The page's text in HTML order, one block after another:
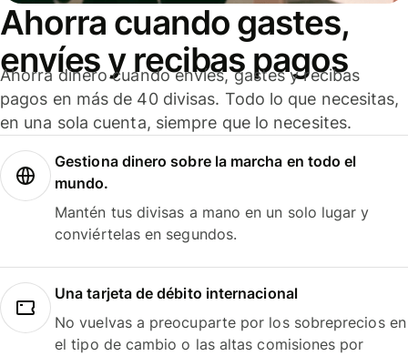
Ahorra cuando gastes,
envíes y recibas pagos
Ahorra dinero cuando envíes, gastes y recibas
pagos en más de 40 divisas. Todo lo que necesitas,
en una sola cuenta, siempre que lo necesites.
Gestiona dinero sobre la marcha en todo el
mundo.
Mantén tus divisas a mano en un solo lugar y
conviértelas en segundos.
Una tarjeta de débito internacional
No vuelvas a preocuparte por los sobreprecios en
el tipo de cambio o las altas comisiones por